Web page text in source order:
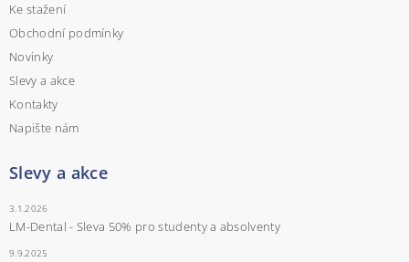
Ke stažení
Obchodní podmínky
Novinky
Slevy a akce
Kontakty
Napište nám
Slevy a akce
3.1.2026
LM-Dental - Sleva 50% pro studenty a absolventy
9.9.2025